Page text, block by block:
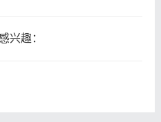
兴趣：